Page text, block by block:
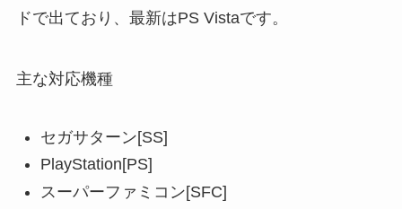
ドで出ており、最新はPS Vistaです。
主な対応機種
セガサターン[SS]
PlayStation[PS]
スーパーファミコン[SFC]